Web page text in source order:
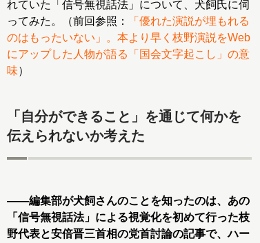
れていた「信号無視話法」について、犬飼氏に伺
ってみた。（前回参照：
「優れた演説が埋もれる
のはもったいない」。本より早く枝野演説をWeb
にアップした人物が語る「国会文字起こし」の意
味）
「自分ができること」を通じて何かを
伝えられないか考えた
――編集部が犬飼さんのことを知ったのは、あの
「信号無視話法」による視覚化を初めて行った枝
野代表と安倍晋三首相の党首討論の記事で、ハー